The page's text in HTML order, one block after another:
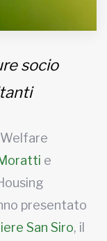
socio
e
presentato
San Siro, il